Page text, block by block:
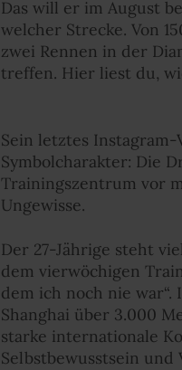
Das will er im August
welcher Strecke. Von
zwei Rennen in der
treffen. Hier liest du,
Sein letztes
Symbolcharakter: Die
Trainingszentrum vor
Ungewisse.
Der 27-Jährige steht
dem vierwöchigen
dem ich noch nie war“.
Shanghai über 3.000
starke internationale
Selbstbewusstsein und